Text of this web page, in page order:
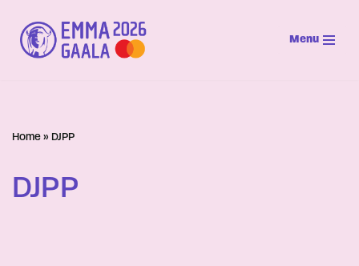
Siirry
suoraan
Menu
Home » DJPP
DJPP